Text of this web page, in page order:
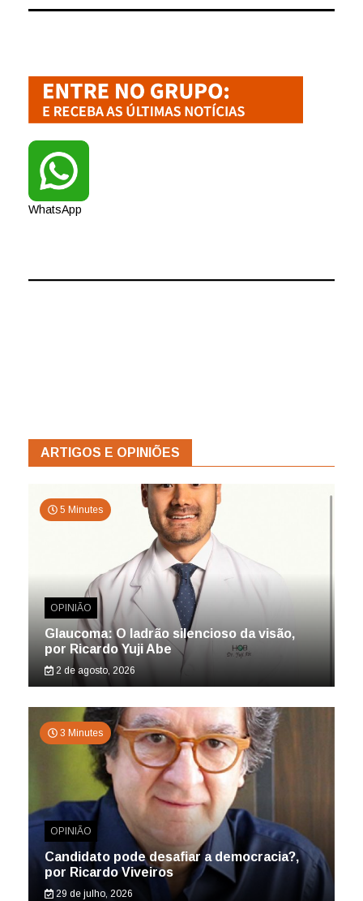
WhatsApp
ARTIGOS E OPINIÕES
5 Minutes
OPINIÃO
Glaucoma: O ladrão silencioso da visão,
por Ricardo Yuji Abe
2 de agosto, 2026
3 Minutes
OPINIÃO
Candidato pode desafiar a democracia?,
por Ricardo Viveiros
29 de julho, 2026